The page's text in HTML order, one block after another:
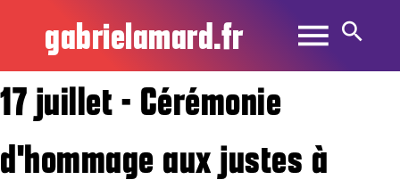
gabrielamard.fr
17 juillet - Cérémonie
d'hommage aux justes à